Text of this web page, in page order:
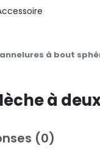
à bout
à
(0)